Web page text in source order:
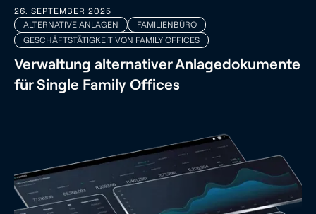
26. SEPTEMBER 2025
ALTERNATIVE ANLAGEN
FAMILIENBÜRO
GESCHÄFTSTÄTIGKEIT VON FAMILY OFFICES
Verwaltung alternativer Anlagedokumente
für Single Family Offices